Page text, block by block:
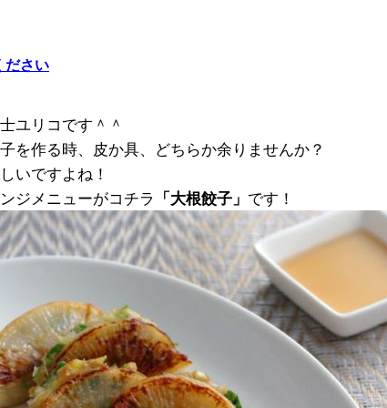
ださい
ユリコです＾＾
を作る時、皮か具、どちらか余りませんか？
いですよね！
ジメニューがコチラ
「大根餃子」 です！